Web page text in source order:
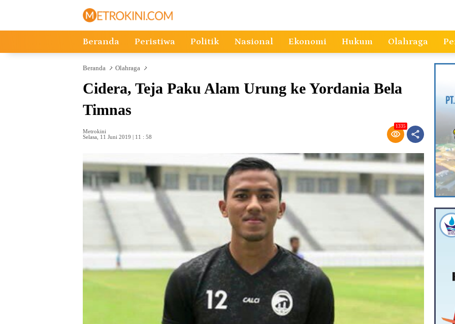
Beranda Peristiwa Politik Nasional Ekonomi Hukum Olahraga
Beranda Olahraga
Cidera, Teja Paku Alam Urung ke Yordania Bela
Timnas
Metrokini
Selasa, 11 Juni 2019 | 11 : 58
1335